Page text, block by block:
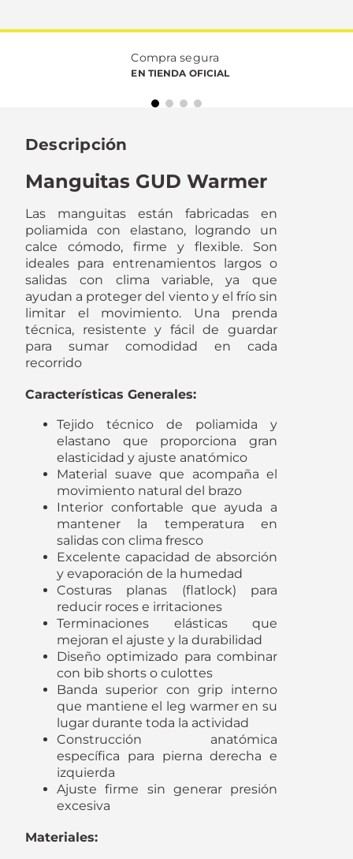
Compra segura
EN TIENDA OFICIAL
Descripción
Manguitas GUD Warmer
Las manguitas están fabricadas en
poliamida con elastano, logrando un
calce cómodo, firme y flexible. Son
ideales para entrenamientos largos o
salidas con clima variable, ya que
ayudan a proteger del viento y el frío sin
limitar el movimiento. Una prenda
técnica, resistente y fácil de guardar
para sumar comodidad en cada
recorrido
Características Generales:
Tejido técnico de poliamida y
elastano que proporciona gran
elasticidad y ajuste anatómico
Material suave que acompaña el
movimiento natural del brazo
Interior confortable que ayuda a
mantener la temperatura en
salidas con clima fresco
Excelente capacidad de absorción
y evaporación de la humedad
Costuras planas (flatlock) para
reducir roces e irritaciones
Terminaciones elásticas que
mejoran el ajuste y la durabilidad
Diseño optimizado para combinar
con bib shorts o culottes
Banda superior con grip interno
que mantiene el leg warmer en su
lugar durante toda la actividad
Construcción anatómica
específica para pierna derecha e
izquierda
Ajuste firme sin generar presión
excesiva
Materiales: